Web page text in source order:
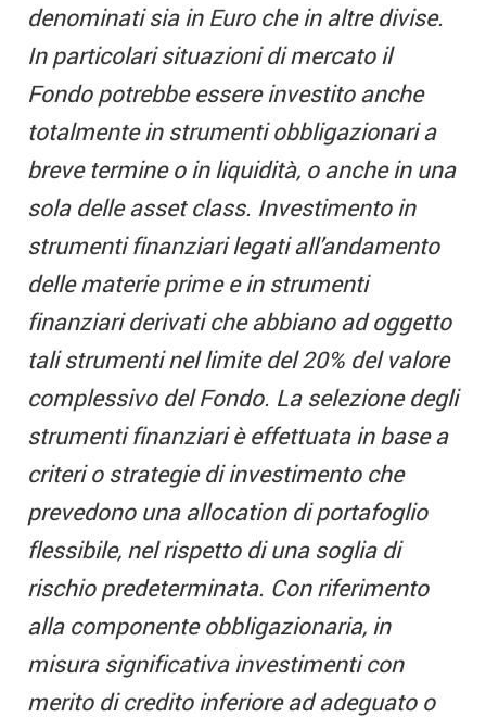
denominati sia in Euro che in altre divise.
In particolari situazioni di mercato il
Fondo potrebbe essere investito anche
totalmente in strumenti obbligazionari a
breve termine o in liquidità, o anche in una
sola delle asset class. Investimento in
strumenti finanziari legati all’andamento
delle materie prime e in strumenti
finanziari derivati che abbiano ad oggetto
tali strumenti nel limite del 20% del valore
complessivo del Fondo. La selezione degli
strumenti finanziari è effettuata in base a
criteri o strategie di investimento che
prevedono una allocation di portafoglio
flessibile, nel rispetto di una soglia di
rischio predeterminata. Con riferimento
alla componente obbligazionaria, in
misura significativa investimenti con
merito di credito inferiore ad adeguato o